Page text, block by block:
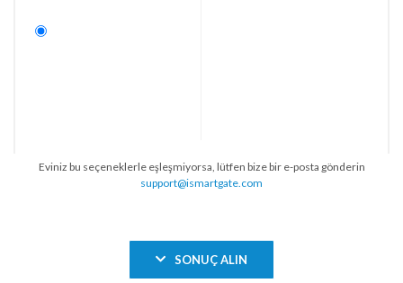
Eviniz bu seçeneklerle eşleşmiyorsa, lütfen bize bir e-posta gönderin
support@ismartgate.com
SONUÇ ALIN